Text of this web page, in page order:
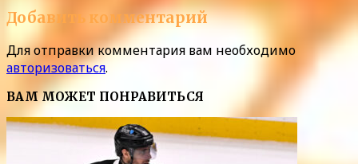
Добавить комментарий
Для отправки комментария вам необходимо
авторизоваться.
ВАМ МОЖЕТ ПОНРАВИТЬСЯ